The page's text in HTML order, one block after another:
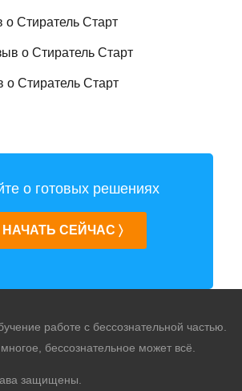
о Стиратель Старт
о Стиратель Старт
о Стиратель Старт
о готовых решениях
НАЧАТЬ СЕЙЧАС 〉
работе с бессознательной частью.
бессознательное может всё.
защищены.